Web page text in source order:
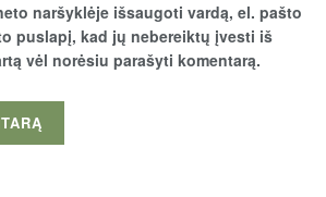
naršyklėje išsaugoti vardą, el. pašto
puslapį, kad jų nebereiktų įvesti iš
vėl norėsiu parašyti komentarą.